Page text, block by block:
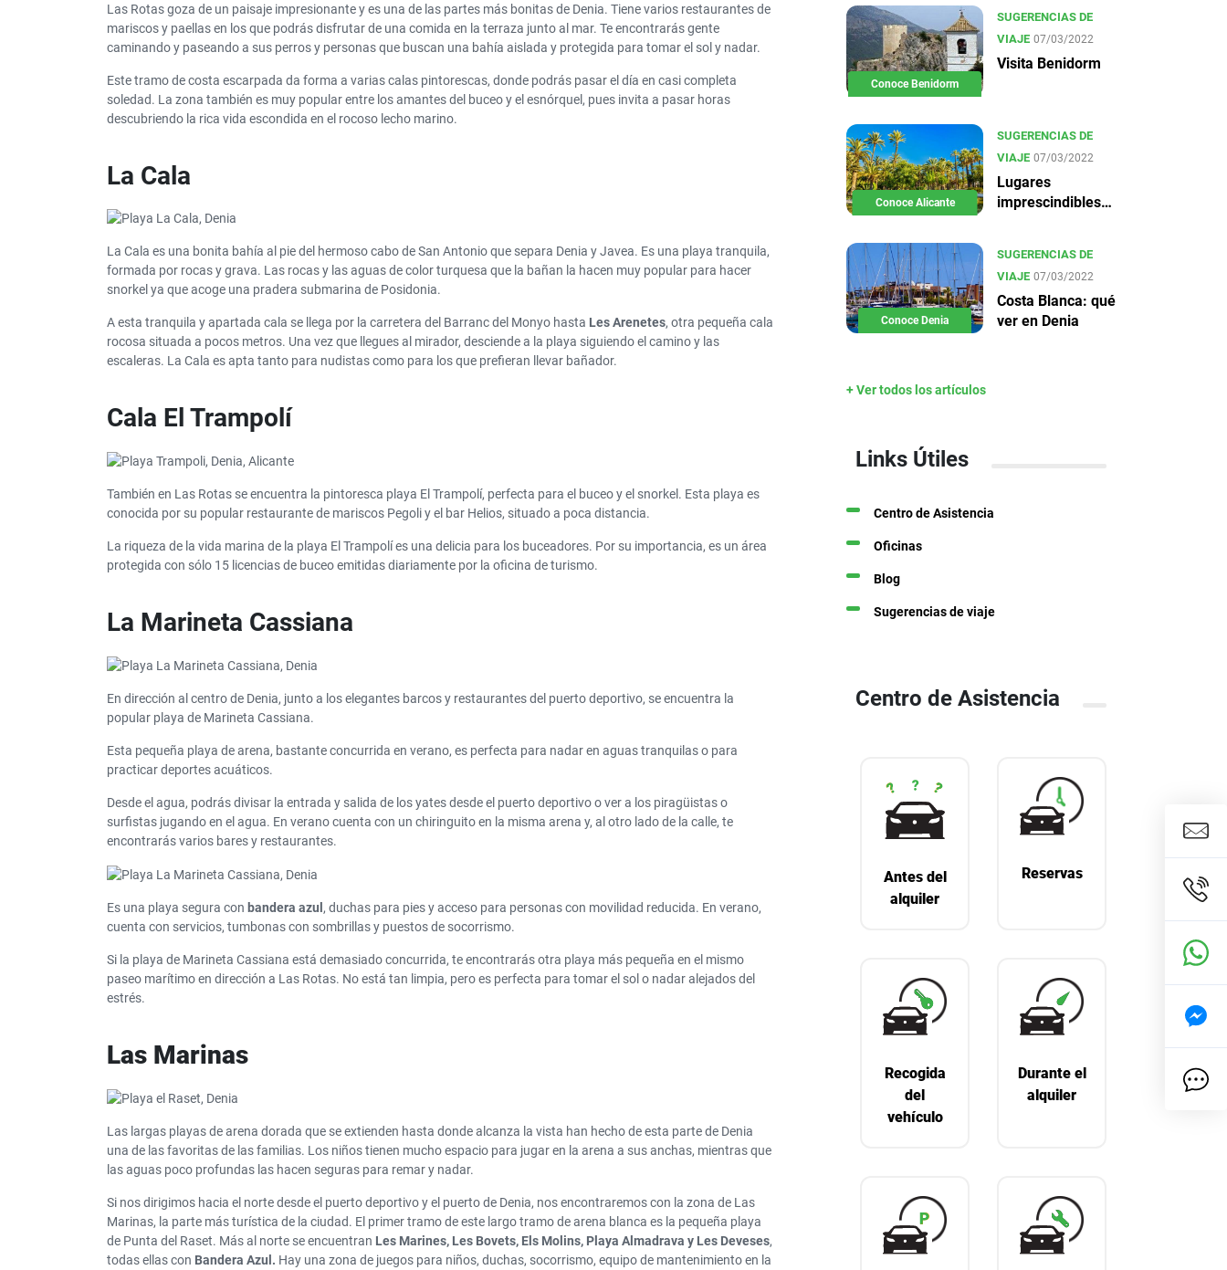
Las Rotas goza de un paisaje impresionante y es una de las partes más bonitas de Denia. Tiene varios restaurantes de
mariscos y paellas en los que podrás disfrutar de una comida en la terraza junto al mar. Te encontrarás gente
caminando y paseando a sus perros y personas que buscan una bahía aislada y protegida para tomar el sol y nadar.
Este tramo de costa escarpada da forma a varias calas pintorescas, donde podrás pasar el día en casi completa
soledad. La zona también es muy popular entre los amantes del buceo y el esnórquel, pues invita a pasar horas
descubriendo la rica vida escondida en el rocoso lecho marino.
La Cala
La Cala es una bonita bahía al pie del hermoso cabo de San Antonio que separa Denia y Javea. Es una playa tranquila,
formada por rocas y grava. Las rocas y las aguas de color turquesa que la bañan la hacen muy popular para hacer
snorkel ya que acoge una pradera submarina de Posidonia.
A esta tranquila y apartada cala se llega por la carretera del Barranc del Monyo hasta Les Arenetes, otra pequeña cala
rocosa situada a pocos metros. Una vez que llegues al mirador, desciende a la playa siguiendo el camino y las
escaleras. La Cala es apta tanto para nudistas como para los que prefieran llevar bañador.
Cala El Trampolí
También en Las Rotas se encuentra la pintoresca playa El Trampolí, perfecta para el buceo y el snorkel. Esta playa es
conocida por su popular restaurante de mariscos Pegoli y el bar Helios, situado a poca distancia.
La riqueza de la vida marina de la playa El Trampolí es una delicia para los buceadores. Por su importancia, es un área
protegida con sólo 15 licencias de buceo emitidas diariamente por la oficina de turismo.
La Marineta Cassiana
En dirección al centro de Denia, junto a los elegantes barcos y restaurantes del puerto deportivo, se encuentra la
popular playa de Marineta Cassiana.
Esta pequeña playa de arena, bastante concurrida en verano, es perfecta para nadar en aguas tranquilas o para
practicar deportes acuáticos.
Desde el agua, podrás divisar la entrada y salida de los yates desde el puerto deportivo o ver a los piragüistas o
surfistas jugando en el agua. En verano cuenta con un chiringuito en la misma arena y, al otro lado de la calle, te
encontrarás varios bares y restaurantes.
Es una playa segura con bandera azul , duchas para pies y acceso para personas con movilidad reducida. En verano,
cuenta con servicios, tumbonas con sombrillas y puestos de socorrismo.
Si la playa de Marineta Cassiana está demasiado concurrida, te encontrarás otra playa más pequeña en el mismo
paseo marítimo en dirección a Las Rotas. No está tan limpia, pero es perfecta para tomar el sol o nadar alejados del
estrés.
Las Marinas
Las largas playas de arena dorada que se extienden hasta donde alcanza la vista han hecho de esta parte de Denia
una de las favoritas de las familias. Los niños tienen mucho espacio para jugar en la arena a sus anchas, mientras que
las aguas poco profundas las hacen seguras para remar y nadar.
Si nos dirigimos hacia el norte desde el puerto deportivo y el puerto de Denia, nos encontraremos con la zona de Las
Marinas, la parte más turística de la ciudad. El primer tramo de este largo tramo de arena blanca es la pequeña playa
de Punta del Raset. Más al norte se encuentran Les Marines, Les Bovets, Els Molins, Playa Almadrava y Les Deveses,
todas ellas con Bandera Azul. Hay una zona de juegos para niños, duchas, socorrismo, equipo de mantenimiento en la
Conoce Benidorm
SUGERENCIAS DE
VIAJE 07/03/2022
Visita Benidorm
Conoce Alicante
SUGERENCIAS DE
VIAJE 07/03/2022
Lugares
imprescindibles
Conoce Denia
SUGERENCIAS DE
VIAJE 07/03/2022
Costa Blanca: qué
ver en Denia
+ Ver todos los artículos
Links Útiles
Centro de Asistencia
Oficinas
Blog
Sugerencias de viaje
Centro de Asistencia
Antes del
alquiler
Reservas
Recogida
del
vehículo
Durante el
alquiler